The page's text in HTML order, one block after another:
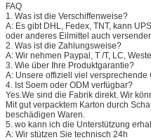
FAQ
1. Was ist die Verschiffenweise?
A: Es gibt DHL, Fedex, TNT, kann
oder anderes Eilmittel auch
2. Was ist die Zahlungsweise?
A: Wir nehmen Paypal, T /T, LC,
3. Wie über Ihre Produktgarantie?
A: Unsere offiziell viel
4. Ist Soem oder ODM verfügbar?
Yes.We sind die Fabrik direkt. Wir
Mit gut verpacktem Karton durch
beschädigen Waren.
5. wo kann ich die Unterstützung
A: Wir stützen Sie technisch 24h